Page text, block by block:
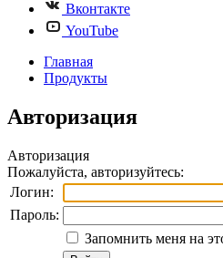
Вконтакте
YouTube
Главная
Продукты
Авторизация
Авторизация
Пожалуйста, авторизуйтесь:
Логин:
Пароль:
Запомнить меня на